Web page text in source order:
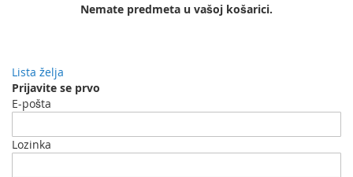
Nemate predmeta u vašoj košarici.
Lista želja
Prijavite se prvo
E-pošta
Lozinka